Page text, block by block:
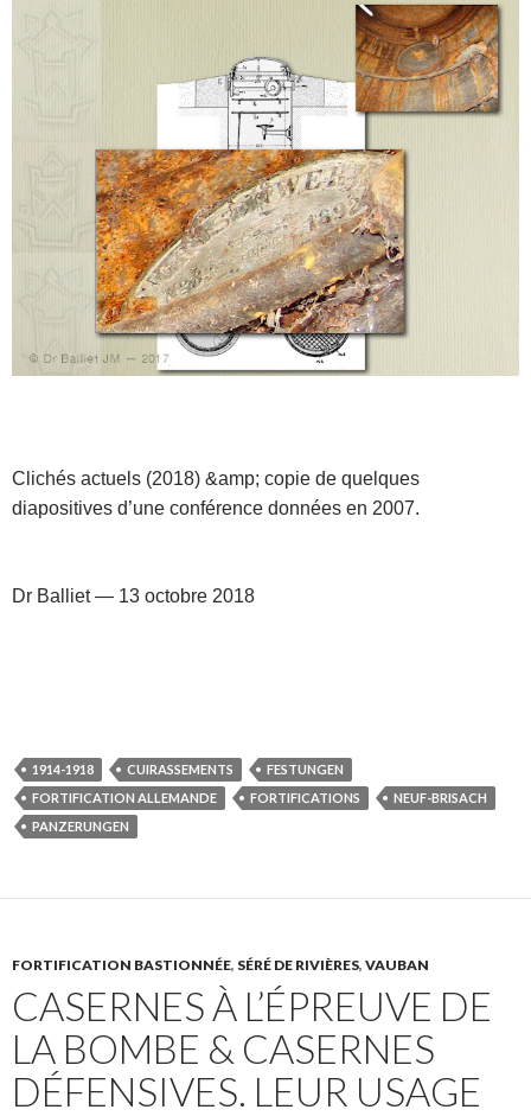
Clichés actuels (2018) &amp; copie de quelques
diapositives d’une conférence données en 2007.
Dr Balliet — 13 octobre 2018
1914-1918 CUIRASSEMENTS
FESTUNGEN
FORTIFICATION ALLEMANDE
FORTIFICATIONS
NEUF-BRISACH
PANZERUNGEN
FORTIFICATION BASTIONNÉE, SÉRÉ DE RIVIÈRES, VAUBAN
CASERNES À L’ÉPREUVE DE
LA BOMBE & CASERNES
DÉFENSIVES. LEUR USAGE